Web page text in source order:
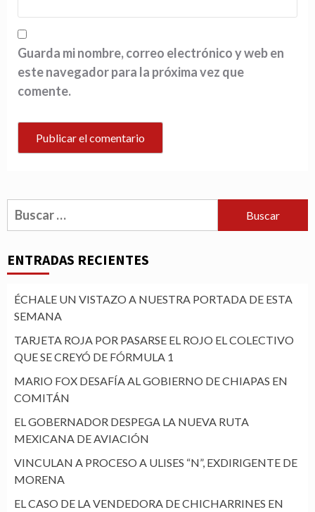
Guarda mi nombre, correo electrónico y web en
este navegador para la próxima vez que
comente.
Buscar:
ENTRADAS RECIENTES
ÉCHALE UN VISTAZO A NUESTRA PORTADA DE ESTA
SEMANA
TARJETA ROJA POR PASARSE EL ROJO EL COLECTIVO
QUE SE CREYÓ DE FÓRMULA 1
MARIO FOX DESAFÍA AL GOBIERNO DE CHIAPAS EN
COMITÁN
EL GOBERNADOR DESPEGA LA NUEVA RUTA
MEXICANA DE AVIACIÓN
VINCULAN A PROCESO A ULISES “N”, EXDIRIGENTE DE
MORENA
EL CASO DE LA VENDEDORA DE CHICHARRINES EN